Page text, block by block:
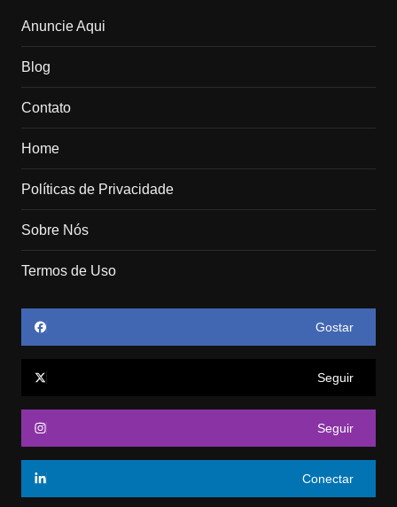
Anuncie Aqui
Blog
Contato
Home
Políticas de Privacidade
Sobre Nós
Termos de Uso
Gostar
Seguir
Seguir
Conectar